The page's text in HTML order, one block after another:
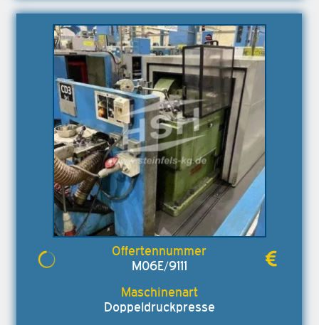
M06E/9111
Doppeldruckpresse